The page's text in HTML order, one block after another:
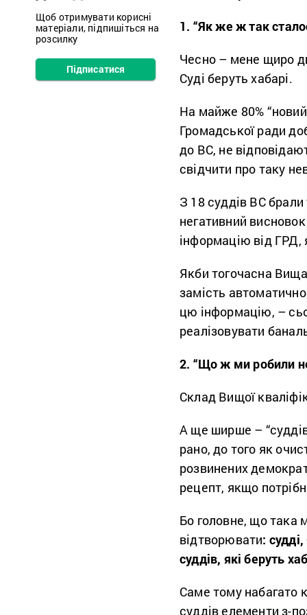
Щоб отримувати корисні
матеріали, підпишіться на
розсилку
Підписатися
1. “Як же ж так
Чесно – мене щиро
Суді беруть хабарі.
На майже 80%
Громадської ради
до ВС, не
свідчити про таку
З 18 суддів ВС
негативний
інформацію від ГРД,
Якби тогочасна
замість
цю інформацію, –
реалізовувати
2. “Що ж ми робили
Склад Вищої
А ще ширше –
рано, до того як
розвинених
рецепт, якщо
Бо головне, що така
відтворювати:
суддів, які беруть
Саме тому набагато
суддів елементи з-